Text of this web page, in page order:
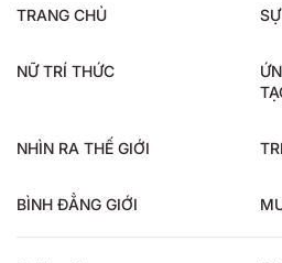
TRANG CHỦ
NỮ TRÍ THỨC
NHÌN RA THẾ GIỚI
BÌNH ĐẲNG GIỚI